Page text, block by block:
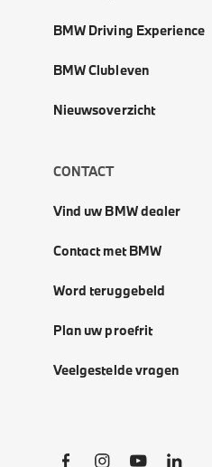
BMW Driving Experience
BMW Clubleven
Nieuwsoverzicht
CONTACT
Vind uw BMW dealer
Contact met BMW
Word teruggebeld
Plan uw proefrit
Veelgestelde vragen
Social Links